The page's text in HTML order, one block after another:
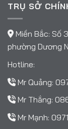
TRỤ SỞ
Miền Bắc: Số
phường Dương
Hotline:
Mr Quảng:
Mr Thắng:
Mr Mạnh: